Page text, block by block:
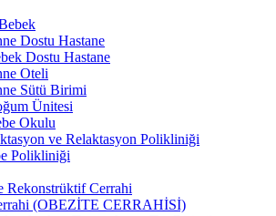
Dostu Hastane
Dostu Hastane
Oteli
Sütü Birimi
Ünitesi
Okulu
ve Relaktasyon Polikliniği
Polikliniği
Rekonstrüktif Cerrahi
(OBEZİTE CERRAHİSİ)